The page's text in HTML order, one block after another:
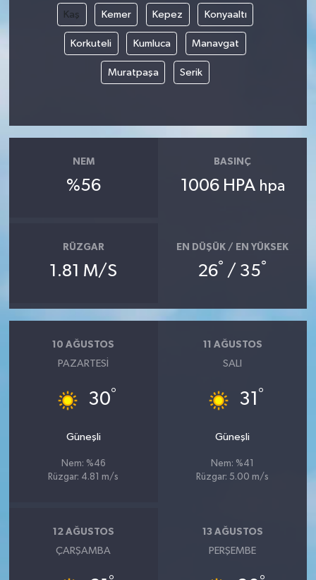
Kaş Kemer Kepez Konyaaltı
Korkuteli Kumluca Manavgat
Muratpaşa Serik
NEM
%56
BASINÇ
1006 HPA hpa
RÜZGAR
1.81 M/S
EN DÜŞÜK / EN YÜKSEK
26° / 35°
10 AĞUSTOS
PAZARTESI
30°
Güneşli
Nem: %46
Rüzgar: 4.81 m/s
11 AĞUSTOS
SALI
31 °
Güneşli
Nem: %41
Rüzgar: 5.00 m/s
12 AĞUSTOS
ÇARŞAMBA
13 AĞUSTOS
PERŞEMBE